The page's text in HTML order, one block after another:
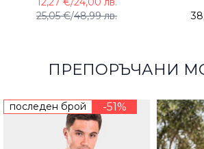
25,05 €/48,99 лв.
ПРЕПОРЪЧАНИ
последен брой -51%